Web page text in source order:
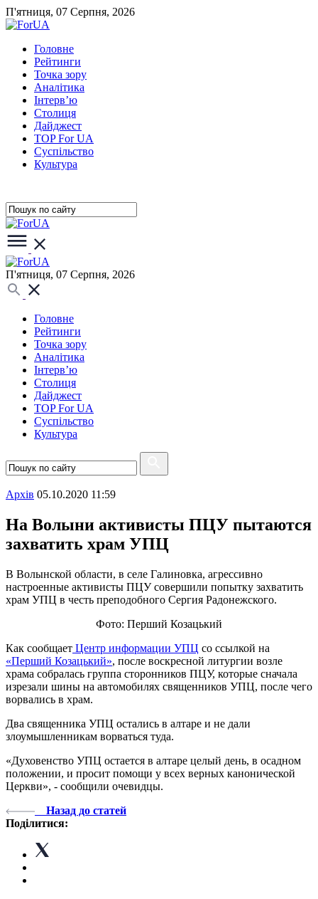
П'ятниця, 07 Серпня, 2026
Головне
Рейтинги
Точка зору
Аналітика
Інтерв’ю
Столиця
Дайджест
TOP For UA
Суспiльство
Культура
П'ятниця, 07 Серпня, 2026
Головне
Рейтинги
Точка зору
Аналітика
Інтерв’ю
Столиця
Дайджест
TOP For UA
Суспiльство
Культура
Архiв 05.10.2020 11:59
На Волыни активисты ПЦУ пытаются
захватить храм УПЦ
В Волынской области, в селе Галиновка, агрессивно
настроенные активисты ПЦУ совершили попытку захватить
храм УПЦ в честь преподобного Сергия Радонежского.
Фото: Перший Козацький
Как сообщает Центр информации УПЦ со ссылкой на
«Перший Козацький», после воскресной литургии возле
храма собралась группа сторонников ПЦУ, которые сначала
изрезали шины на автомобилях священников УПЦ, после чего
ворвались в храм.
Два священника УПЦ остались в алтаре и не дали
злоумышленникам ворваться туда.
«Духовенство УПЦ остается в алтаре целый день, в осадном
положении, и просит помощи у всех верных канонической
Церкви», - сообщили очевидцы.
Назад до статей
Поділитися: